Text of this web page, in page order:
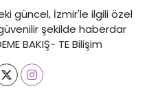
güncel, İzmir'le ilgili özel
şekilde haberdar
BAKIŞ- TE Bilişim